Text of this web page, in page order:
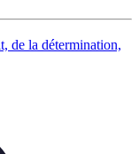
de la détermination,